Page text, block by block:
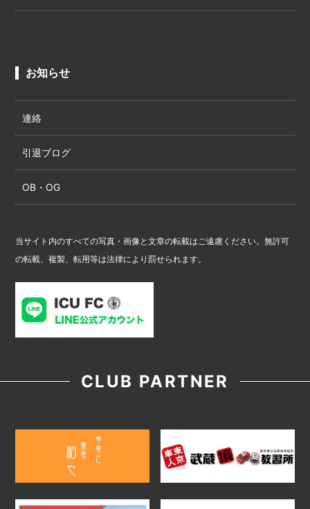
お知らせ
連絡
引退ブログ
OB・OG
当サイト内のすべての写真・画像と文章の転載はご遠慮ください。無許可
の転載、複製、転用等は法律により罰せられます。
CLUB PARTNER